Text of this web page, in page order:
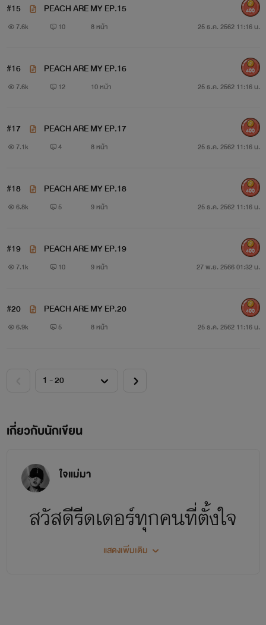
"คิดว่าคนอย่างพีชอยากมานอนกับพี่ตายแหละ ให้นอนกับหมา
"ยัยบ้านี้!"
#15 PEACH ARE MY EP.15
7.6k 10 8 หน้า 25 ธ.ค. 2562 11:16 น.
400
#16 PEACH ARE MY EP.16
7.6k 12 10 หน้า 25 ธ.ค. 2562 11:16 น.
400
#17 PEACH ARE MY EP.17
7.1k 4 8 หน้า 25 ธ.ค. 2562 11:16 น.
400
#18 PEACH ARE MY EP.18
6.8k 5 9 หน้า 25 ธ.ค. 2562 11:16 น.
400
#19 PEACH ARE MY EP.19
7.1k 10 9 หน้า 27 พ.ย. 2566 01:32 น.
400
#20 PEACH ARE MY EP.20
6.9k 5 8 หน้า 25 ธ.ค. 2562 11:16 น.
400
เกี่ยวกับนักเขียน
ใจแม่มา
สวัสดีรีดเดอร์ทุกคนที่ตั้งใจ
เข้ามาอ่านและหลงตัวเข้ามา
แสดงเพิ่มเติม